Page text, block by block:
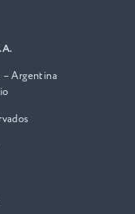
– Argentina